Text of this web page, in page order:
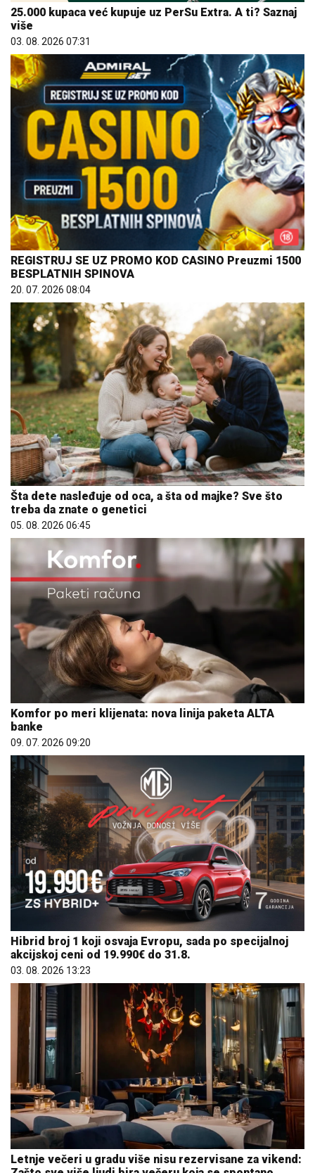
25.000 kupaca već kupuje uz PerSu Extra. A ti? Saznaj
više
03. 08. 2026 07:31
REGISTRUJ SE UZ PROMO KOD CASINO Preuzmi 1500
BESPLATNIH SPINOVA
20. 07. 2026 08:04
Šta dete nasleđuje od oca, a šta od majke? Sve što
treba da znate o genetici
05. 08. 2026 06:45
Komfor po meri klijenata: nova linija paketa ALTA
banke
09. 07. 2026 09:20
Hibrid broj 1 koji osvaja Evropu, sada po specijalnoj
akcijskoj ceni od 19.990€ do 31.8.
03. 08. 2026 13:23
Letnje večeri u gradu više nisu rezervisane za vikend: